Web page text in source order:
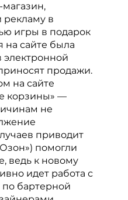
рекламу в
игры в подарок
на сайте была
электронной
продажи.
на сайте
корзины» —
не
приводит
помогли
ведь к новому
идет работа с
бартерной